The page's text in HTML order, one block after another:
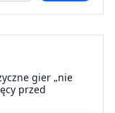
gier „nie
przed